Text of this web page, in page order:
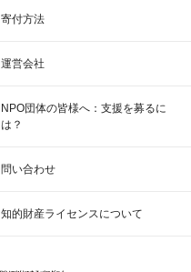
寄付方法
運営会社
NPO団体の皆様へ：支援を募るに
は？
問い合わせ
知的財産ライセンスについて